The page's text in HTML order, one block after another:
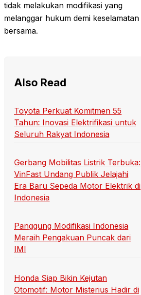
tidak melakukan modifikasi yang
melanggar hukum demi keselamatan
bersama.
Also Read
Toyota Perkuat Komitmen 55
Tahun: Inovasi Elektrifikasi untuk
Seluruh Rakyat Indonesia
Gerbang Mobilitas Listrik Terbuka:
VinFast Undang Publik Jelajahi
Era Baru Sepeda Motor Elektrik di
Indonesia
Panggung Modifikasi Indonesia
Meraih Pengakuan Puncak dari
IMI
Honda Siap Bikin Kejutan
Otomotif: Motor Misterius Hadir di